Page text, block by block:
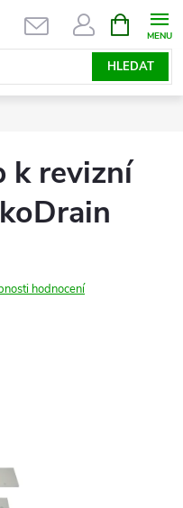
HLEDAT
NÁKUPNÍ
KOŠÍK
k revizní
hodnocení